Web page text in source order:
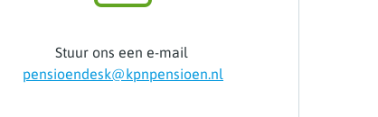
Stuur ons een e-mail
pensioendesk@kpnpensioen.nl